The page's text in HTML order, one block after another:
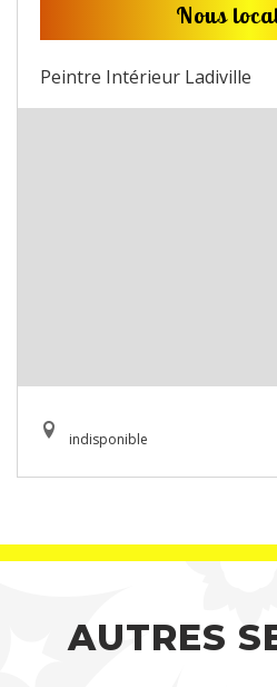
Nous
Peintre Intérieur Ladiville
indisponible
AUTRES